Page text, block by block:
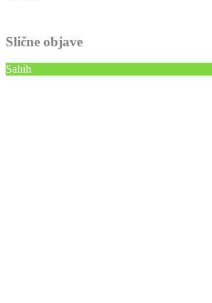
Slične objave
Sahih